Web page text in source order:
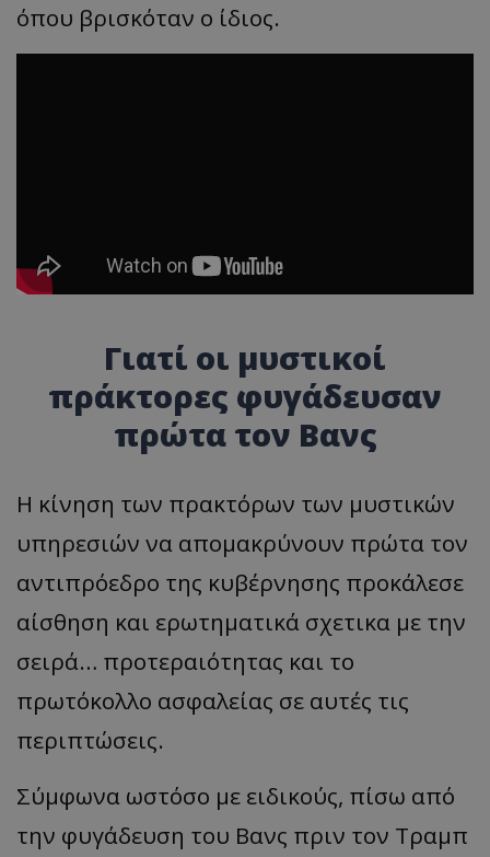
όπου βρισκόταν ο ίδιος.
Γιατί οι μυστικοί
πράκτορες φυγάδευσαν
πρώτα τον Βανς
Η κίνηση των πρακτόρων των μυστικών
υπηρεσιών να απομακρύνουν πρώτα τον
αντιπρόεδρο της κυβέρνησης προκάλεσε
αίσθηση και ερωτηματικά σχετικα με την
σειρά… προτεραιότητας και το
πρωτόκολλο ασφαλείας σε αυτές τις
περιπτώσεις.
Σύμφωνα ωστόσο με ειδικούς, πίσω από
την φυγάδευση του Βανς πριν τον Τραμπ